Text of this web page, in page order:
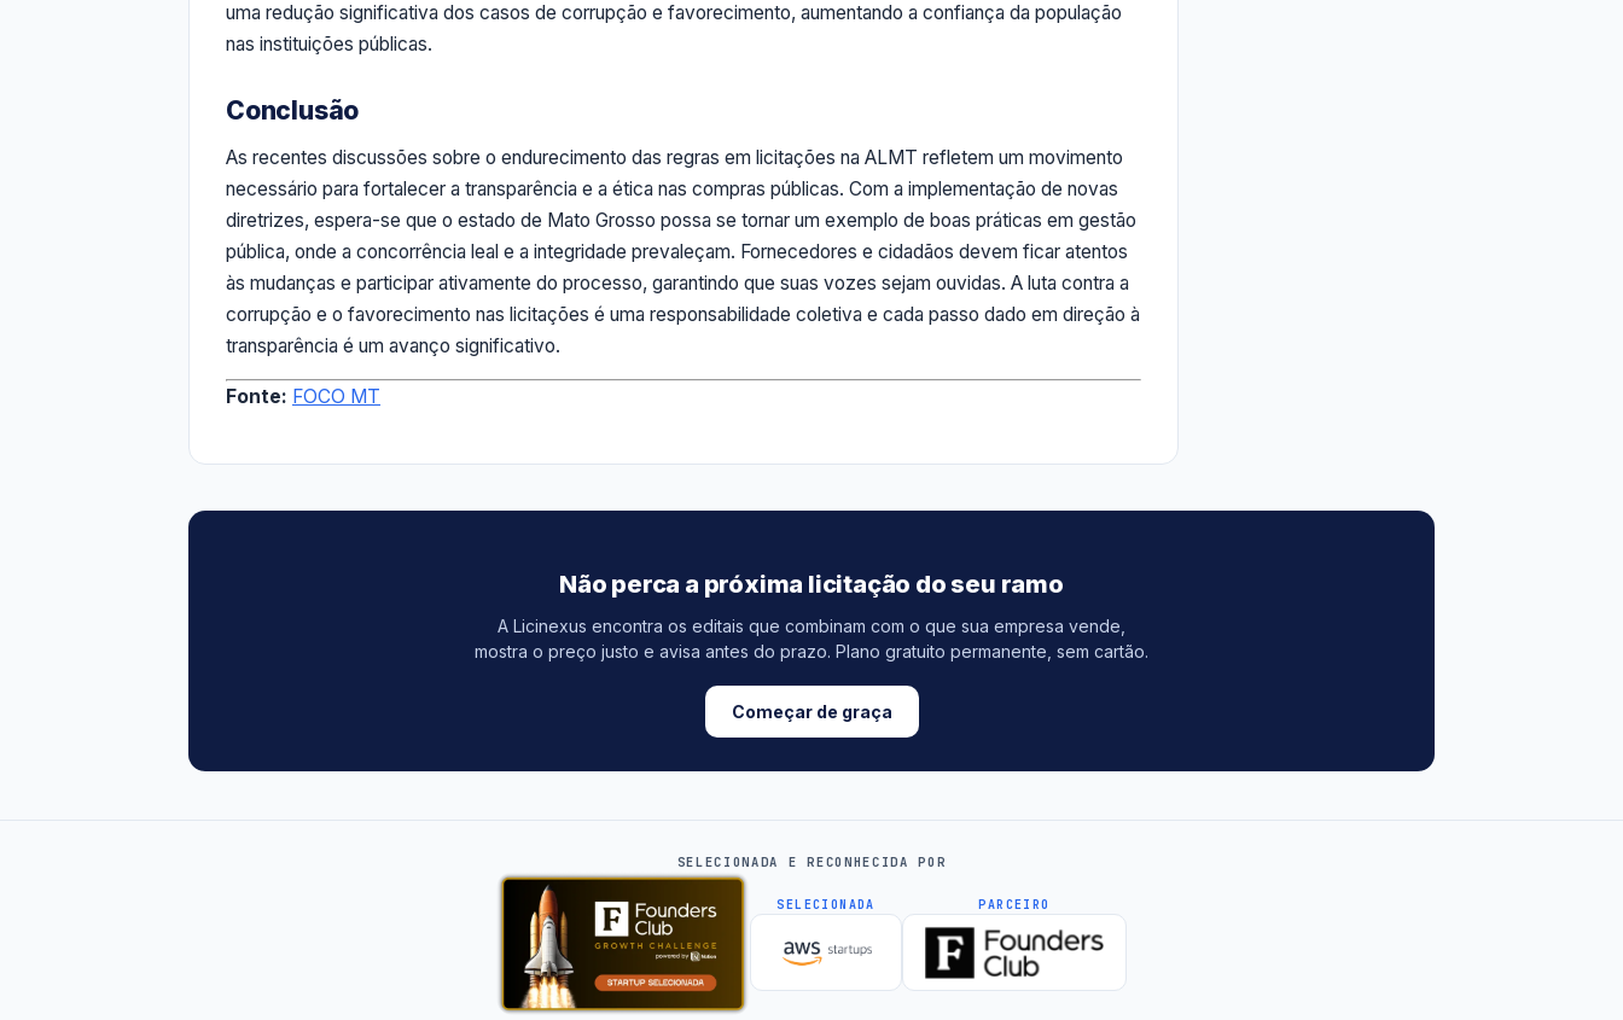
uma redução significativa dos casos de corrupção e favorecimento, aumentando a confiança da população
nas instituições públicas.
Conclusão
As recentes discussões sobre o endurecimento das regras em licitações na ALMT refletem um movimento
necessário para fortalecer a transparência e a ética nas compras públicas. Com a implementação de novas
diretrizes, espera-se que o estado de Mato Grosso possa se tornar um exemplo de boas práticas em gestão
pública, onde a concorrência leal e a integridade prevaleçam. Fornecedores e cidadãos devem ficar atentos
às mudanças e participar ativamente do processo, garantindo que suas vozes sejam ouvidas. A luta contra a
corrupção e o favorecimento nas licitações é uma responsabilidade coletiva e cada passo dado em direção à
transparência é um avanço significativo.
Fonte: FOCO MT
Não perca a próxima licitação do seu ramo
A Licinexus encontra os editais que combinam com o que sua empresa vende,
mostra o preço justo e avisa antes do prazo. Plano gratuito permanente, sem cartão.
Começar de graça
SELECIONADA E RECONHECIDA POR
SELECIONADA PARCEIRO